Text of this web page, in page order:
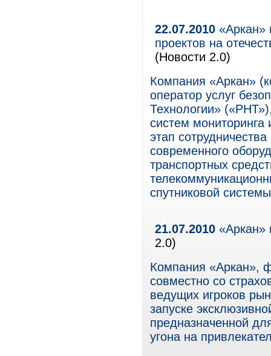
22.07.2010 «Аркан»
проектов на
(Новости 2.0)
Компания «Аркан»
оператор услуг
Технологии»
систем мониторинга
этап
современного
транспортных
спутниковой
21.07.2010 «Аркан»
2.0)
Компания «Аркан»,
совместно со
ведущих игроков
запуске
предназначенной
угона на